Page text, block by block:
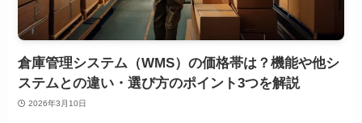
倉庫管理システム（WMS）の価格帯は？機能や他シ
ステムとの違い・選び方のポイント3つを解説
2026年3月10日